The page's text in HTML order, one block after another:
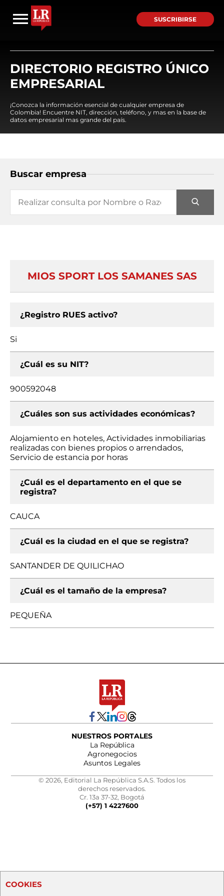
SUSCRIBIRSE
DIRECTORIO REGISTRO ÚNICO
EMPRESARIAL
¡Conozca la información esencial de cualquier empresa de
Colombia! Encuentre NIT, dirección, teléfono, y mas en la base de
datos empresarial mas grande del país.
Buscar empresa
MIOS SPORT LOS SAMANES SAS
¿Registro RUES activo?
Si
¿Cuál es su NIT?
900592048
¿Cuáles son sus actividades económicas?
Alojamiento en hoteles, Actividades inmobiliarias
realizadas con bienes propios o arrendados,
Servicio de estancia por horas
¿Cuál es el departamento en el que se
registra?
CAUCA
¿Cuál es la ciudad en el que se registra?
SANTANDER DE QUILICHAO
¿Cuál es el tamaño de la empresa?
PEQUEÑA
NUESTROS PORTALES
La República
Agronegocios
Asuntos Legales
© 2026, Editorial La República S.A.S. Todos los
derechos reservados.
Cr. 13a 37-32, Bogotá
(+57) 1 4227600
COOKIES